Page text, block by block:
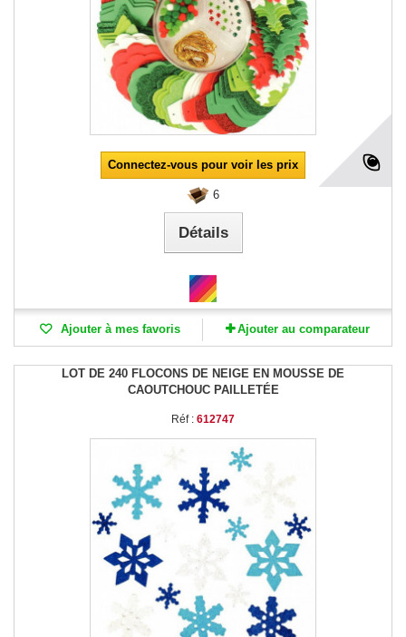
Connectez-vous pour voir les prix
6
Détails
Ajouter à mes favoris Ajouter au comparateur
LOT DE 240 FLOCONS DE NEIGE EN MOUSSE DE
CAOUTCHOUC PAILLETÉE
Réf : 612747